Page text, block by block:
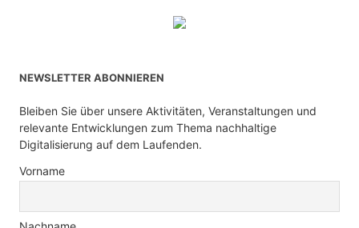
NEWSLETTER ABONNIEREN
Bleiben Sie über unsere Aktivitäten, Veranstaltungen und
relevante Entwicklungen zum Thema nachhaltige
Digitalisierung auf dem Laufenden.
Vorname